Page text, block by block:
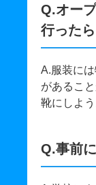
Q.オー
行った
A.服装に
があるこ
靴にしよう
Q.事前